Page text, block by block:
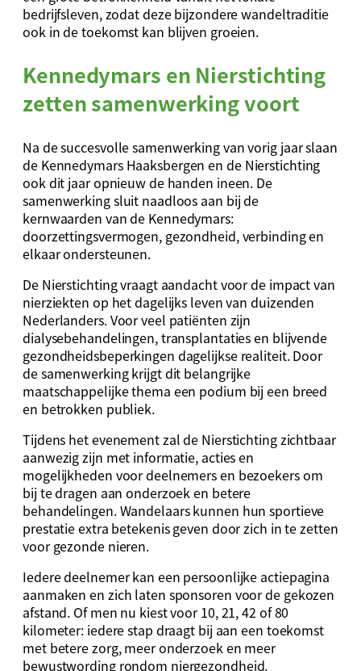
bedrijfsleven, zodat deze bijzondere wandeltraditie
ook in de toekomst kan blijven groeien.
Kennedymars en Nierstichting
zetten samenwerking voort
Na de succesvolle samenwerking van vorig jaar slaan
de Kennedymars Haaksbergen en de Nierstichting
ook dit jaar opnieuw de handen ineen. De
samenwerking sluit naadloos aan bij de
kernwaarden van de Kennedymars:
doorzettingsvermogen, gezondheid, verbinding en
elkaar ondersteunen.
De Nierstichting vraagt aandacht voor de impact van
nierziekten op het dagelijks leven van duizenden
Nederlanders. Voor veel patiënten zijn
dialysebehandelingen, transplantaties en blijvende
gezondheidsbeperkingen dagelijkse realiteit. Door
de samenwerking krijgt dit belangrijke
maatschappelijke thema een podium bij een breed
en betrokken publiek.
Tijdens het evenement zal de Nierstichting zichtbaar
aanwezig zijn met informatie, acties en
mogelijkheden voor deelnemers en bezoekers om
bij te dragen aan onderzoek en betere
behandelingen. Wandelaars kunnen hun sportieve
prestatie extra betekenis geven door zich in te zetten
voor gezonde nieren.
Iedere deelnemer kan een persoonlijke actiepagina
aanmaken en zich laten sponsoren voor de gekozen
afstand. Of men nu kiest voor 10, 21, 42 of 80
kilometer: iedere stap draagt bij aan een toekomst
met betere zorg, meer onderzoek en meer
bewustwording rondom niergezondheid.